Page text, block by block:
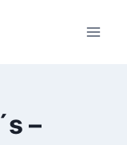
–